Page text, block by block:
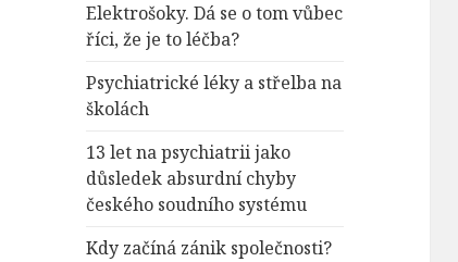
Elektrošoky. Dá se o tom vůbec
říci, že je to léčba?
Psychiatrické léky a střelba na
školách
13 let na psychiatrii jako
důsledek absurdní chyby
českého soudního systému
Kdy začíná zánik společnosti?